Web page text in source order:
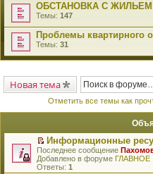
ОБСТАНОВКА С
Темы: 147
Проблемы квартирного
Темы: 31
Новая тема
Отметить все темы как
П
е
р
Информационные
Последнее сообщение
Добавлено в форуме ГЛАВНОЕ
Ответы: 1